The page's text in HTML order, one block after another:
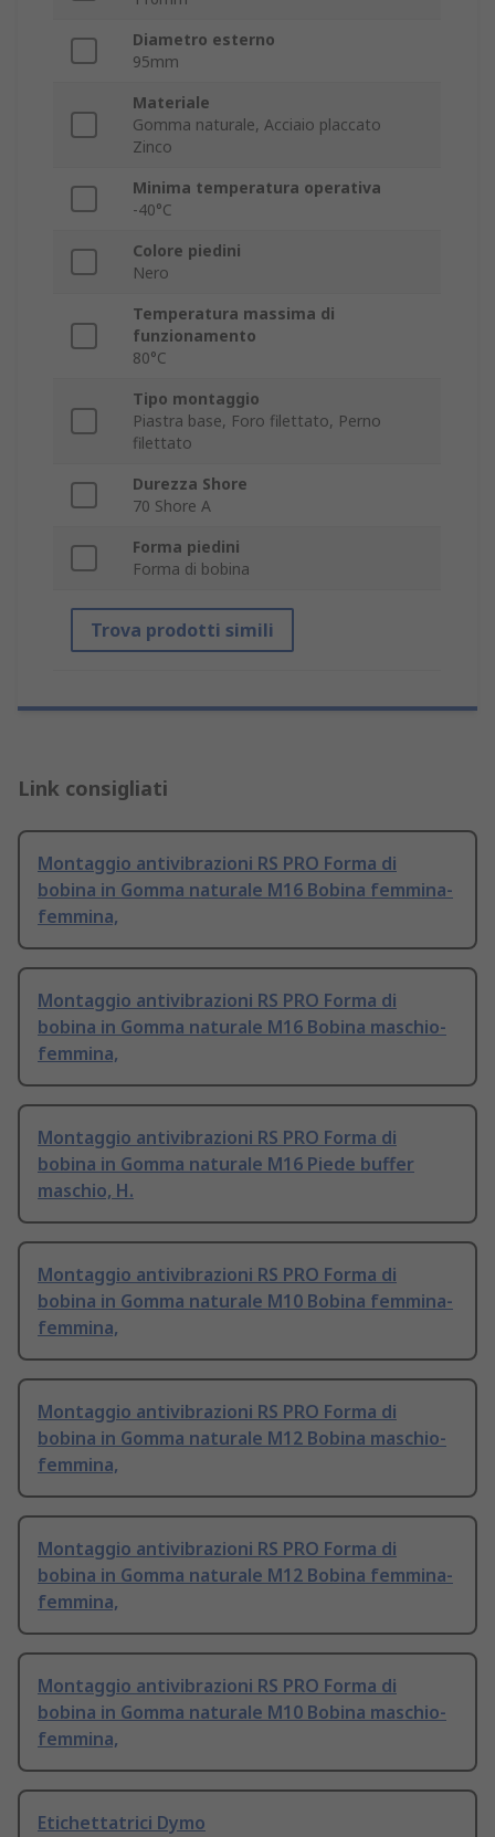
Diametro esterno
95mm
Materiale
Gomma naturale, Acciaio placcato
Zinco
Minima temperatura operativa
-40°C
Colore piedini
Nero
Temperatura massima di
funzionamento
80°C
Tipo montaggio
Piastra base, Foro filettato, Perno
filettato
Durezza Shore
70 Shore A
Forma piedini
Forma di bobina
Trova prodotti simili
Link consigliati
Montaggio antivibrazioni RS PRO Forma di
bobina in Gomma naturale M16 Bobina femmina-
femmina,
Montaggio antivibrazioni RS PRO Forma di
bobina in Gomma naturale M16 Bobina maschio-
femmina,
Montaggio antivibrazioni RS PRO Forma di
bobina in Gomma naturale M16 Piede buffer
maschio, H.
Montaggio antivibrazioni RS PRO Forma di
bobina in Gomma naturale M10 Bobina femmina-
femmina,
Montaggio antivibrazioni RS PRO Forma di
bobina in Gomma naturale M12 Bobina maschio-
femmina,
Montaggio antivibrazioni RS PRO Forma di
bobina in Gomma naturale M12 Bobina femmina-
femmina,
Montaggio antivibrazioni RS PRO Forma di
bobina in Gomma naturale M10 Bobina maschio-
femmina,
Etichettatrici Dymo